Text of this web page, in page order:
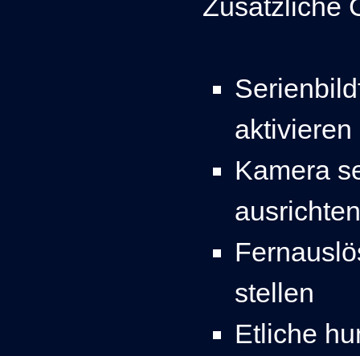
Zusätzliche
aktivieren
Kamera
stellen
Etliche